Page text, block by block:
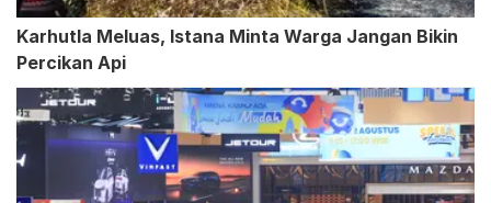
Karhutla Meluas, Istana Minta Warga Jangan Bikin
Percikan Api